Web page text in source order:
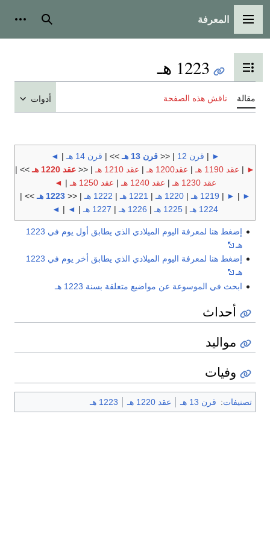
القائمة الرئيسية
المعرفة بحث
تبديل عرض جدول المحتويات
1223 هـ
مقالة ناقش هذه الصفحة أدوات
►
| قرن 12 | <<قرن 13 هـ >> | قرن 14 هـ |
◄
►
| عقد 1190 هـ | عقد1200 هـ | عقد 1210 هـ | << عقد 1220 هـ
>> |
عقد 1230 هـ
| عقد 1240 هـ | عقد 1250 هـ |
◄
►
|
►
| 1219 هـ |1220 هـ | 1221 هـ | 1222 هـ | <<1223 هـ
>> |
1224 هـ
| 1225 هـ | 1226 هـ | 1227 هـ |
◄
|
◄
إضغط هنا لمعرفة اليوم الميلادي الذي يطابق أول يوم في 1223
هـ
إضغط هنا لمعرفة اليوم الميلادي الذي يطابق أخر يوم في 1223
هـ
ابحث في الموسوعة عن مواضيع متعلقة بسنة 1223 هـ
أحداث
مواليد
وفيات
تصنيفات: قرن 13 هـ عقد 1220 هـ 1223 هـ